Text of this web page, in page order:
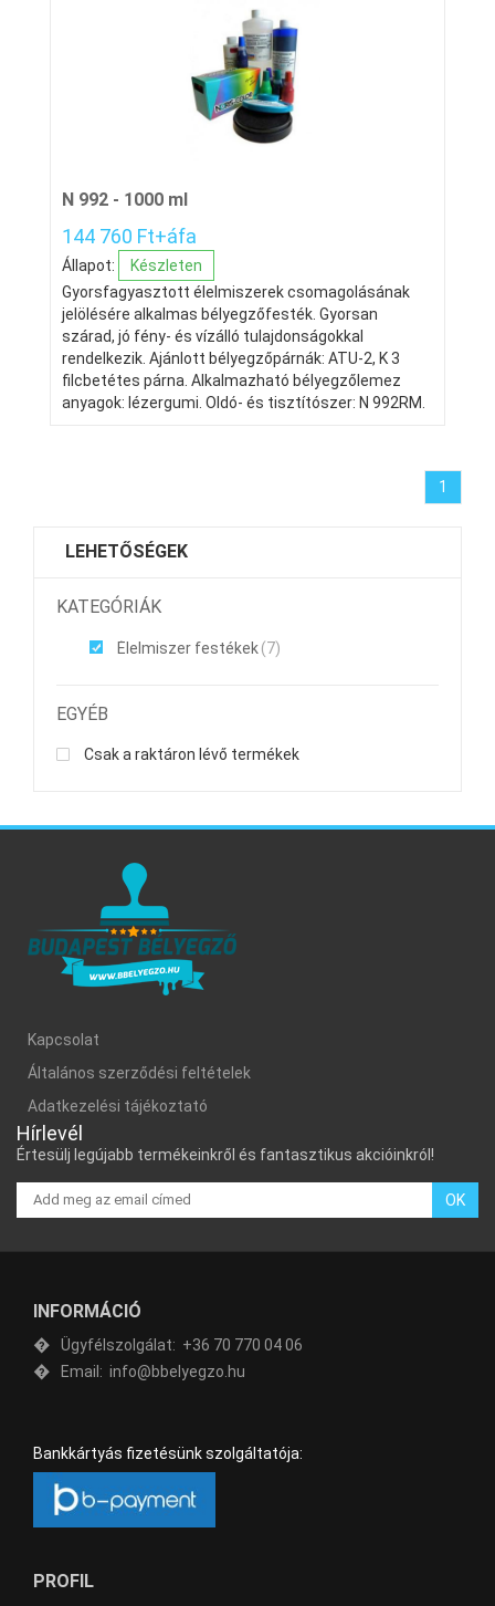
N 992 - 1000 ml
144 760 Ft+áfa
Állapot:
Készleten
Gyorsfagyasztott élelmiszerek csomagolásának
jelölésére alkalmas bélyegzőfesték. Gyorsan
szárad, jó fény- és vízálló tulajdonságokkal
rendelkezik. Ajánlott bélyegzőpárnák: ATU-2, K 3
filcbetétes párna. Alkalmazható bélyegzőlemez
anyagok: lézergumi. Oldó- és tisztítószer: N 992RM.
1
LEHETŐSÉGEK
KATEGÓRIÁK
Élelmiszer festékek(7)
EGYÉB
Csak a raktáron lévő termékek
Kapcsolat
Általános szerződési feltételek
Adatkezelési tájékoztató
Hírlevél
Értesülj legújabb termékeinkről és fantasztikus akcióinkról!
OK
INFORMÁCIÓ
Ügyfélszolgálat: +36 70 770 04 06
Email: info@bbelyegzo.hu
Bankkártyás fizetésünk szolgáltatója:
PROFIL